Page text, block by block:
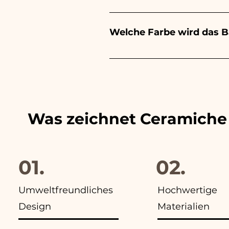
Wir sind seit vielen Jahren
WhatsApp an unsere
Welche Farbe wird das
Wir passen die Farben der
Was zeichnet
01.
Umweltfreundliches
Design
02.
Hochwertige
Materialien